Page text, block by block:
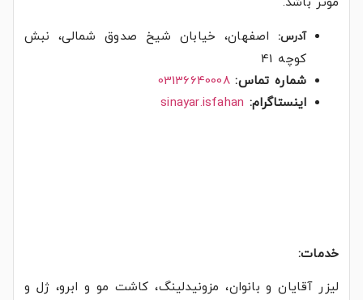
آدرس:
اصفهان، خیابان شیخ صدوق شمالی، نبش
کوچه 41
شماره تماس:03136640008
اینستاگرام:
خدمات:
لیزر آقایان و بانوان، مزونیدلینگ، کاشت مو و ابرو، ژل و